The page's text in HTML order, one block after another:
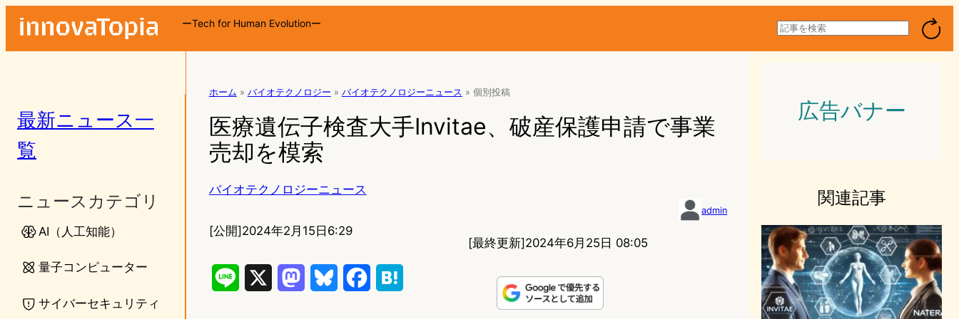
ーTech for Human Evolutionー
検
索
最新ニュース一
覧
ニュースカテゴリ
AI（人工知能）
量子コンピューター
サイバーセキュリティ
ホーム » バイオテクノロジー » バイオテクノロジーニュース » 個別投稿
医療遺伝子検査大手Invitae、破産保護申請で事業
売却を模索
バイオテクノロジーニュース
admin
[公開]2024年2月15日6:29
[最終更新]2024年6月25日 08:05
広告バナー
関連記事